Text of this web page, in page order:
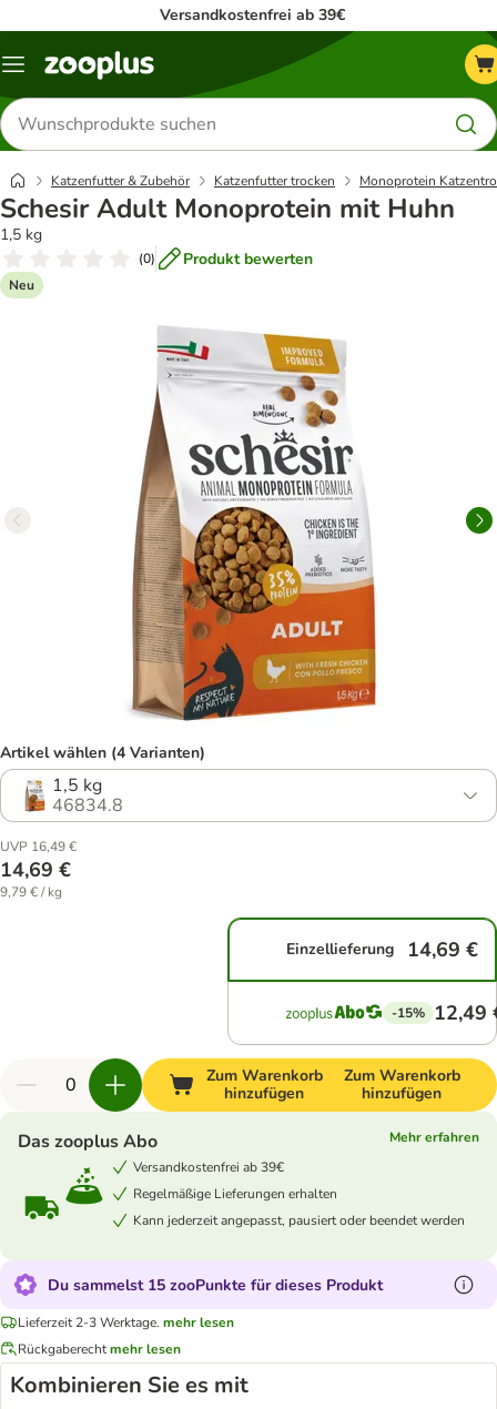
Versandkostenfrei ab 39€
Menü
Produkte
suchen
Katzenfutter & Zubehör Katzenfutter trocken Monoprotein
Schesir Adult Monoprotein mit Huhn
1,5 kg
(0) Produkt bewerten
Neu
Artikel wählen (4 Varianten)
1,5 kg
46834.8
UVP 16,49 €
14,69 €
9,79 € / kg
Einzellieferung 14,69 €
-15% 12,49
Zum Warenkorb
hinzufügen
Zum Warenkorb
hinzufügen
Das zooplus Abo
Mehr erfahren
Versandkostenfrei ab 39€
Regelmäßige Lieferungen erhalten
Kann jederzeit angepasst, pausiert oder beendet werden
Du sammelst 15 zooPunkte für dieses Produkt
Lieferzeit 2-3 Werktage. mehr lesen
Rückgaberechtmehr lesen
Kombinieren Sie es mit